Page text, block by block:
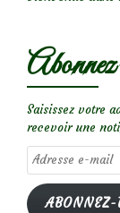
Saisissez votre
recevoir une
Adresse
e-
mail
ABONNEZ-